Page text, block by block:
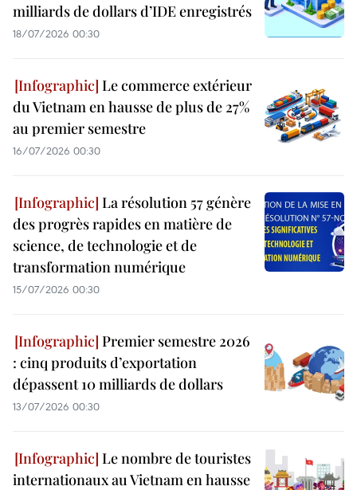
milliards de dollars d’IDE enregistrés
18/07/2026 00:30
Le commerce extérieur
du Vietnam en hausse de plus de 27%
au premier semestre
16/07/2026 00:30
La résolution 57 génère
des progrès rapides en matière de
science, de technologie et de
transformation numérique
15/07/2026 00:30
Premier semestre 2026
: cinq produits d’exportation
dépassent 10 milliards de dollars
13/07/2026 00:30
Le nombre de touristes
internationaux au Vietnam en hausse